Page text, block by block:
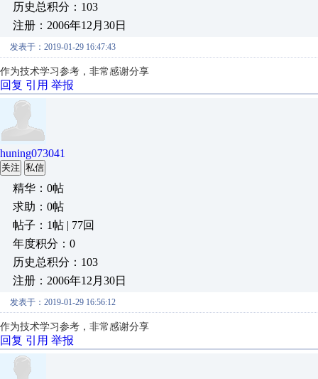
历史总积分：103
注册：2006年12月30日
发表于：2019-01-29 16:47:43
作为技术学习参考，非常感谢分享
回复 引用 举报
huning073041
关注 私信
精华：0帖
求助：0帖
帖子：1帖 | 77回
年度积分：0
历史总积分：103
注册：2006年12月30日
发表于：2019-01-29 16:56:12
作为技术学习参考，非常感谢分享
回复 引用 举报